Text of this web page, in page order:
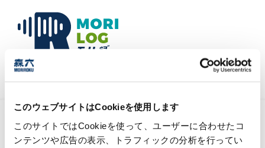
このウェブサイトはCookieを使用します
このサイトではCookieを使って、ユーザーに合わせたコ
ンテンツや広告の表示、トラフィックの分析を行ってい
森六グループの『今』と未来を結びつける、
掲載のお知らせ